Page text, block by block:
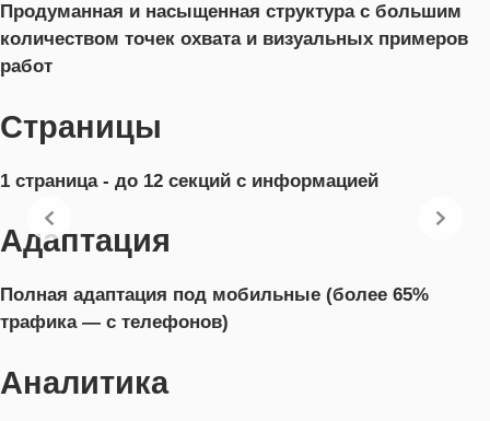
Продуманная и насыщенная структура с большим
количеством точек охвата и визуальных примеров
работ
Страницы
1 страница - до 12 секций с информацией
Адаптация
Полная адаптация под мобильные (более 65%
трафика — с телефонов)
Аналитика